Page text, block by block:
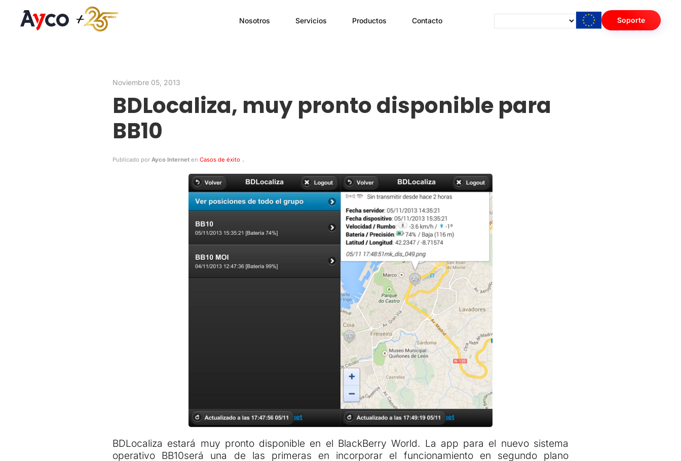
Nosotros Servicios Productos Contacto Soporte
Noviembre 05, 2013
BDLocaliza, muy pronto disponible para
BB10
Publicado por Ayco Internet en Casos de éxito .
BDLocaliza estará muy pronto disponible en el BlackBerry World. La app para el nuevo sistema
operativo BB10será una de las primeras en incorporar el funcionamiento en segundo plano